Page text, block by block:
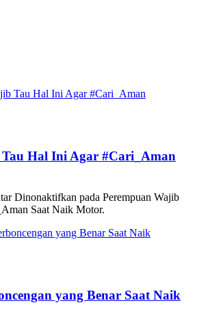
Hal Ini Agar #Cari_Aman
Dinonaktifkan pada Perempuan Wajib
Saat Naik Motor.
yang Benar Saat Naik